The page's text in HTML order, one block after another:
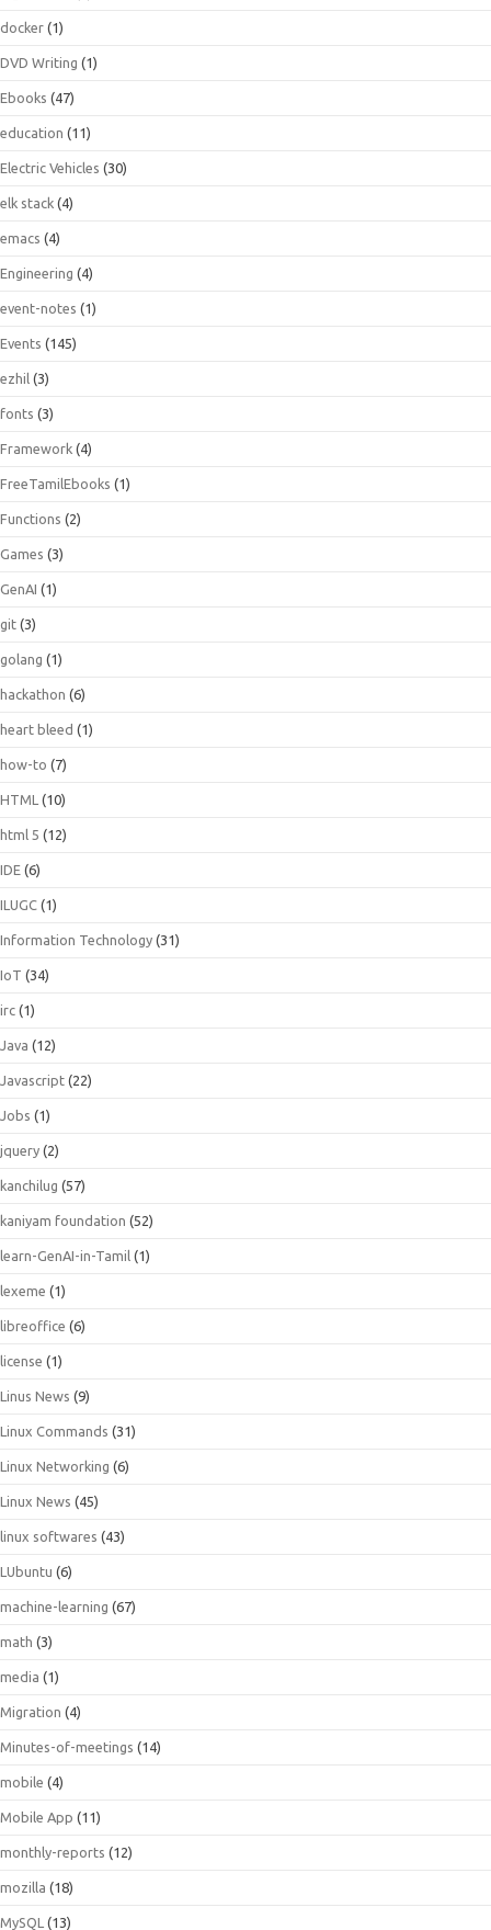
docker (1)
DVD Writing (1)
Ebooks (47)
education (11)
Electric Vehicles (30)
elk stack (4)
emacs (4)
Engineering (4)
event-notes (1)
Events (145)
ezhil (3)
fonts (3)
Framework (4)
FreeTamilEbooks (1)
Functions (2)
Games (3)
GenAI (1)
git (3)
golang (1)
hackathon (6)
heart bleed (1)
how-to (7)
HTML (10)
html 5 (12)
IDE (6)
ILUGC (1)
Information Technology (31)
IoT (34)
irc (1)
Java (12)
Javascript (22)
Jobs (1)
jquery (2)
kanchilug (57)
kaniyam foundation (52)
learn-GenAI-in-Tamil (1)
lexeme (1)
libreoffice (6)
license (1)
Linus News (9)
Linux Commands (31)
Linux Networking (6)
Linux News (45)
linux softwares (43)
LUbuntu (6)
machine-learning (67)
math (3)
media (1)
Migration (4)
Minutes-of-meetings (14)
mobile (4)
Mobile App (11)
monthly-reports (12)
mozilla (18)
MySQL (13)